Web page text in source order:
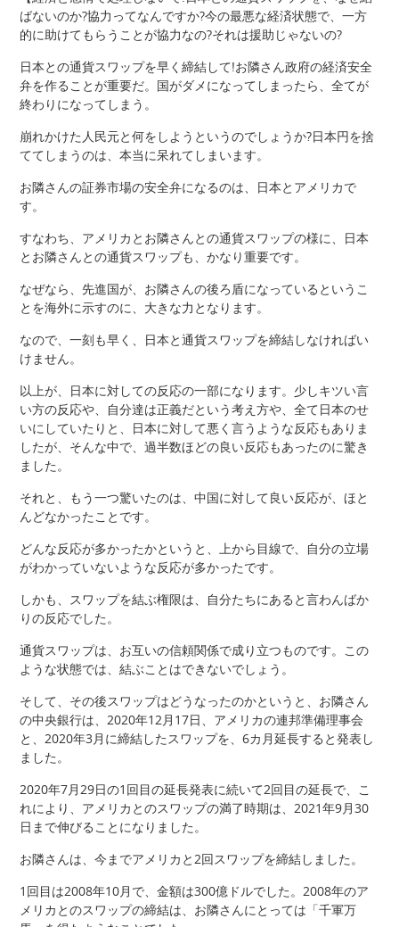
ばないのか?協力ってなんですか?今の最悪な経済状態で、一方
的に助けてもらうことが協力なの?それは援助じゃないの?
日本との通貨スワップを早く締結して!お隣さん政府の経済安全
弁を作ることが重要だ。国がダメになってしまったら、全てが
終わりになってしまう。
崩れかけた人民元と何をしようというのでしょうか?日本円を捨
ててしまうのは、本当に呆れてしまいます。
お隣さんの証券市場の安全弁になるのは、日本とアメリカで
す。
すなわち、アメリカとお隣さんとの通貨スワップの様に、日本
とお隣さんとの通貨スワップも、かなり重要です。
なぜなら、先進国が、お隣さんの後ろ盾になっているというこ
とを海外に示すのに、大きな力となります。
なので、一刻も早く、日本と通貨スワップを締結しなければい
けません。
以上が、日本に対しての反応の一部になります。少しキツい言
い方の反応や、自分達は正義だという考え方や、全て日本のせ
いにしていたりと、日本に対して悪く言うような反応もありま
したが、そんな中で、過半数ほどの良い反応もあったのに驚き
ました。
それと、もう一つ驚いたのは、中国に対して良い反応が、ほと
んどなかったことです。
どんな反応が多かったかというと、上から目線で、自分の立場
がわかっていないような反応が多かったです。
しかも、スワップを結ぶ権限は、自分たちにあると言わんばか
りの反応でした。
通貨スワップは、お互いの信頼関係で成り立つものです。この
ような状態では、結ぶことはできないでしょう。
そして、その後スワップはどうなったのかというと、お隣さん
の中央銀行は、2020年12月17日、アメリカの連邦準備理事会
と、2020年3月に締結したスワップを、6カ月延長すると発表し
ました。
2020年7月29日の1回目の延長発表に続いて2回目の延長で、こ
れにより、アメリカとのスワップの満了時期は、2021年9月30
日まで伸びることになりました。
お隣さんは、今までアメリカと2回スワップを締結しました。
1回目は2008年10月で、金額は300億ドルでした。2008年のア
メリカとのスワップの締結は、お隣さんにとっては「千軍万